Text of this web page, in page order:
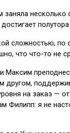
заняла
сложностью,
что что-то не
Максим
другом,
на заказ —
Филипп: я не